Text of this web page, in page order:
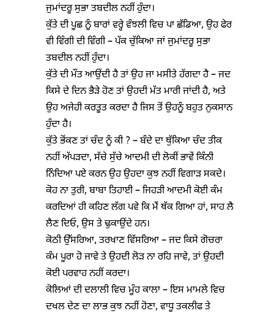
ਜੁਮਾਂਦਰੂ ਸੁਭਾ ਤਬਦੀਲ ਨਹੀਂ ਹੁੰਦਾ।
ਕੁੱਤੇ ਦੀ ਪੂਛ ਨੂੰ ਬਾਰਾਂ ਵਰ੍ਹੇ ਵੰਝਲੀ ਵਿਚ ਪਾ ਛੱਡਿਆ, ਉਹ ਫੇਰ
ਵੀ ਵਿੰਗੀ ਦੀ ਵਿੰਗੀ – ਪੱਕ ਚੁੱਕਿਆ ਜਾਂ ਜੁਮਾਂਦਰੂ ਸੁਭਾ
ਤਬਦੀਲ ਨਹੀਂ ਹੁੰਦਾ।
ਕੁੱਤੇ ਦੀ ਮੌਤ ਆਉਂਦੀ ਹੈ ਤਾਂ ਉਹ ਜਾ ਮਸੀਤੇ ਹੱਗਦਾ ਹੈ – ਜਦ
ਕਿਸੇ ਦੇ ਦਿਨ ਭੈੜੇ ਹੋਣ ਤਾਂ ਉਹਦੀ ਮੱਤ ਮਾਰੀ ਜਾਂਦੀ ਹੈ, ਅਤੇ
ਉਹ ਅਜੇਹੀ ਕਰਤੂਤ ਕਰਦਾ ਹੈ ਜਿਸ ਤੋਂ ਉਹਨੂੰ ਬਹੁਤ ਨੁਕਸਾਨ
ਹੁੰਦਾ ਹੈ।
ਕੁੱਤੇ ਭੋਂਕਣ ਤਾਂ ਚੰਦ ਨੂੰ ਕੀ ? – ਬੰਦੇ ਦਾ ਥੁੱਕਿਆ ਚੰਦ ਤੀਕ
ਨਹੀਂ ਅੱਪੜਦਾ, ਸੱਚੇ ਸੁੱਚੇ ਆਦਮੀ ਦੀ ਲੋਕੀਂ ਭਾਵੇਂ ਕਿੰਨੀ
ਨਿੰਦਿਆ ਪਏ ਕਰਨ ਉਹ ਉਹਦਾ ਕੁਝ ਨਹੀਂ ਵਿਗਾੜ ਸਕਦੇ।
ਕੋਹ ਨਾ ਤੁਰੀ, ਬਾਬਾ ਤਿਹਾਈ – ਜਿਹੜੀ ਆਦਮੀ ਕੋਈ ਕੰਮ
ਕਰਦਿਆਂ ਹੀ ਕਹਿਣ ਲੱਗ ਪਵੇ ਕਿ ਮੈਂ ਥੱਕ ਗਿਆ ਹਾਂ, ਸਾਹ ਲੈ
ਲੈਣ ਦਿਓ, ਉਸ ਤੇ ਢੁਕਾਉਂਦੇ ਹਨ।
ਕੋਠੀ ਉੱਸਰਿਆ, ਤਰਖਾਣ ਵਿੱਸਰਿਆ – ਜਦ ਕਿਸੇ ਗੋਚਰਾ
ਕੰਮ ਪੂਰਾ ਹੋ ਜਾਵੇ ਤੇ ਉਹਦੀ ਲੋੜ ਨਾ ਰਹਿ ਜਾਵੇ, ਤਾਂ ਉਹਦੀ
ਕੋਈ ਪਰਵਾਹ ਨਹੀਂ ਕਰਦਾ।
ਕੋਲਿਆਂ ਦੀ ਦਲਾਲੀ ਵਿਚ ਮੂੰਹ ਕਾਲਾ – ਇਸ ਮਾਮਲੇ ਵਿਚ
ਦਖਲ ਦੇਣ ਦਾ ਲਾਭ ਕੁਝ ਨਹੀਂ ਹੋਣਾ, ਵਾਧੂ ਤਕਲੀਫ ਤੇ